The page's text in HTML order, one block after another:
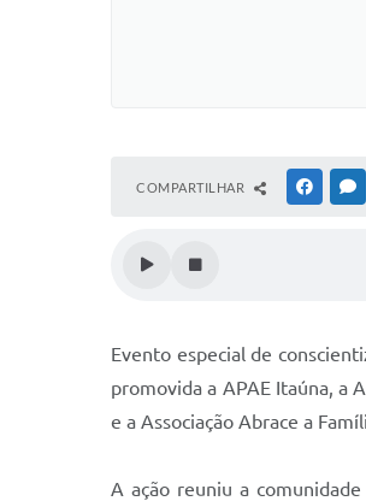
COMPARTILHAR
Evento especial de
promovida a APAE Itaúna, a
e a Associação Abrace a
A ação reuniu a